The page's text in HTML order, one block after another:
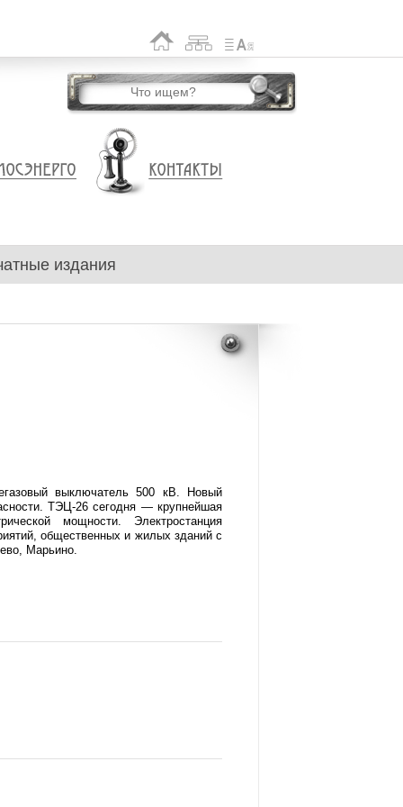
издания
выключатель 500 кВ. Новый
ТЭЦ-26 сегодня — крупнейшая
мощности. Электростанция
общественных и жилых зданий с
Марьино.